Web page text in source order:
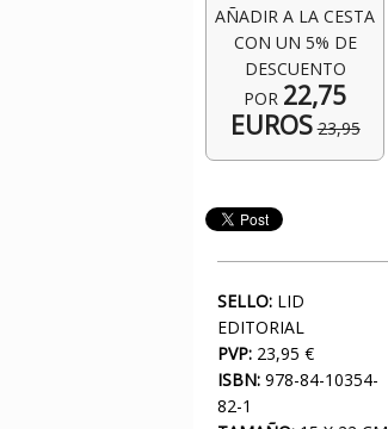
AÑADIR A LA CESTA
CON UN 5% DE
DESCUENTO
POR 22,75
EUROS 23,95
SELLO: LID
EDITORIAL
PVP: 23,95 €
ISBN: 978-84-10354-
82-1